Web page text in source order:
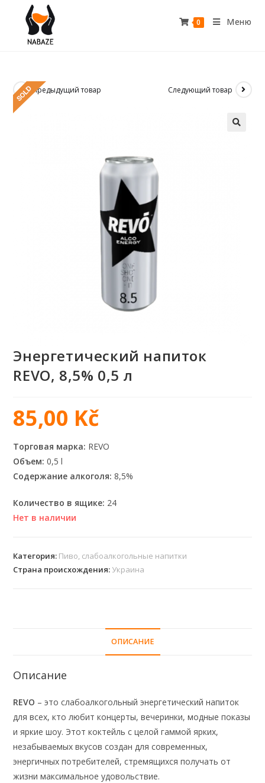
0 Меню
Предыдущий товар Следующий товар
Энергетический напиток
REVO, 8,5% 0,5 л
85,00 Kč
Торговая марка: REVO
Объем: 0,5 l
Содержание алкоголя: 8,5%
Количество в ящике: 24
Нет в наличии
Категория: Пиво, слабоалкогольные напитки
Страна происхождения: Украина
ОПИСАНИЕ
Описание
REVO – это слабоалкогольный энергетический напиток
для всех, кто любит концерты, вечеринки, модные показы
и яркие шоу. Этот коктейль с целой гаммой ярких,
незабываемых вкусов создан для современных,
энергичных потребителей, стремящихся получать от
жизни максимальное удовольствие.